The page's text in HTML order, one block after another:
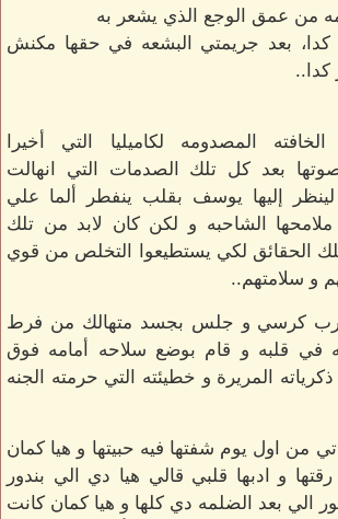
من عمق الوجع الذي يشعر به
كدا، بعد جريمتي البشعه في حقها مكنش
كدا..
المصدومه لكاميليا التي أخيرا
بعد كل تلك الصدمات التي انهالت
لينظر إليها يوسف بقلب ينفطر ألما علي
الشاحبه و لكن كان لابد من تلك
الحقائق لكي يستطيعوا التخلص من قوي
و سلامتهم..
كرسي و جلس بجسد متهالك من فرط
في قلبه و قام بوضع سلاحه أمامه فوق
المريرة و خطيئته التي حرمته الجنه
من اول يوم شفتها فيه حبيتها و هيا كمان
و ادبها قلبي قالي هيا دي الي بندور
الي بعد الضلمه دي كلها و هيا كمان كانت